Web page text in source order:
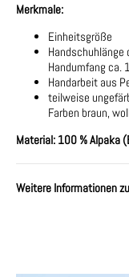
Merkmale:
Einheitsgröße
Handschuhlänge
Handumfang ca.
Handarbeit aus
teilweise
Farben braun,
Material: 100 % Alpaka
Weitere Informationen